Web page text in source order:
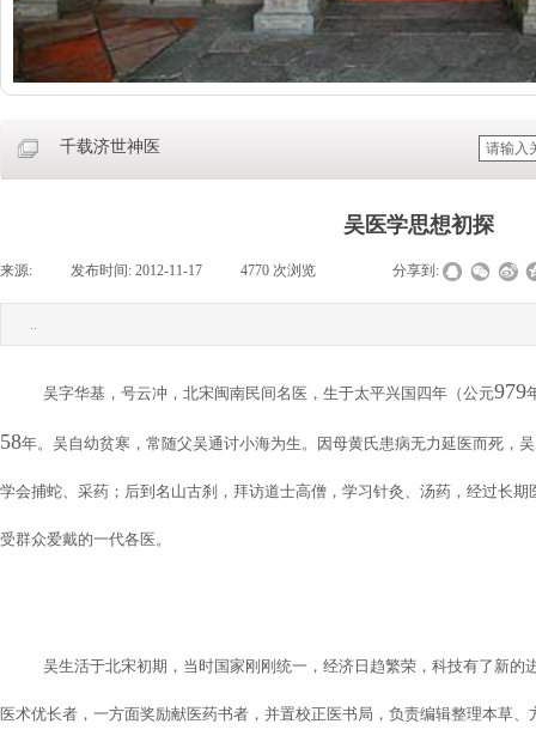
千载济世神医
吴医学思想初探
来源: 发布时间: 2012-11-17 4770 次浏览 分享到:
..
吴字华基，号云冲，北宋闽南民间名医，生于太平兴国四年（公元979
58年。吴自幼贫寒，常随父吴通讨小海为生。因母黄氏患病无力延医而死，
学会捕蛇、采药；后到名山古刹，拜访道士高僧，学习针灸、汤药，经过长
受群众爱戴的一代各医。
吴生活于北宋初期，当时国家刚刚统一，经济日趋繁荣，科技有了新的
医术优长者，一方面奖励献医药书者，并置校正医书局，负责编辑整理本草